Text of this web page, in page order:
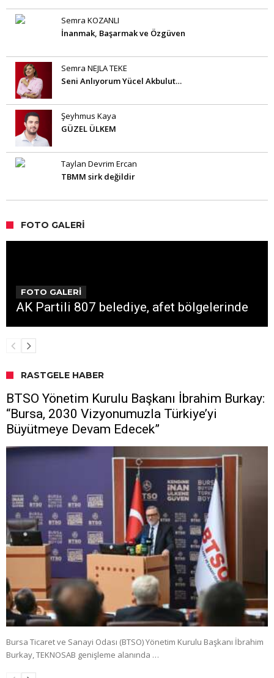
Semra KOZANLI
İnanmak, Başarmak ve Özgüven
Semra NEJLA TEKE
Seni Anlıyorum Yücel Akbulut…
Şeyhmus Kaya
GÜZEL ÜLKEM
Taylan Devrim Ercan
TBMM sirk değildir
FOTO GALERI
FOTO GALERİ
AK Partili 807 belediye, afet bölgelerinde
RASTGELE HABER
BTSO Yönetim Kurulu Başkanı İbrahim Burkay:
“Bursa, 2030 Vizyonumuzla Türkiye’yi
Büyütmeye Devam Edecek”
Bursa Ticaret ve Sanayi Odası (BTSO) Yönetim Kurulu Başkanı İbrahim
Burkay, TEKNOSAB genişleme alanında …